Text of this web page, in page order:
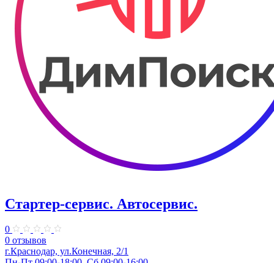
Стартер-сервис. ​Автосервис.
0
0 отзывов
г.Краснодар, ул.​Конечная, 2/1